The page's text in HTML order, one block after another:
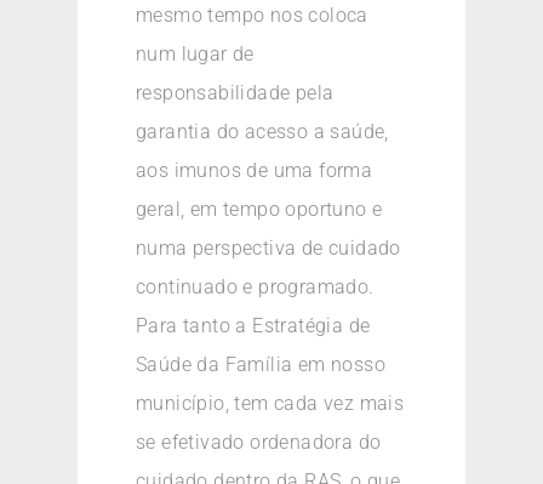
mesmo tempo nos coloca
num lugar de
responsabilidade pela
garantia do acesso a saúde,
aos imunos de uma forma
geral, em tempo oportuno e
numa perspectiva de cuidado
continuado e programado.
Para tanto a Estratégia de
Saúde da Família em nosso
município, tem cada vez mais
se efetivado ordenadora do